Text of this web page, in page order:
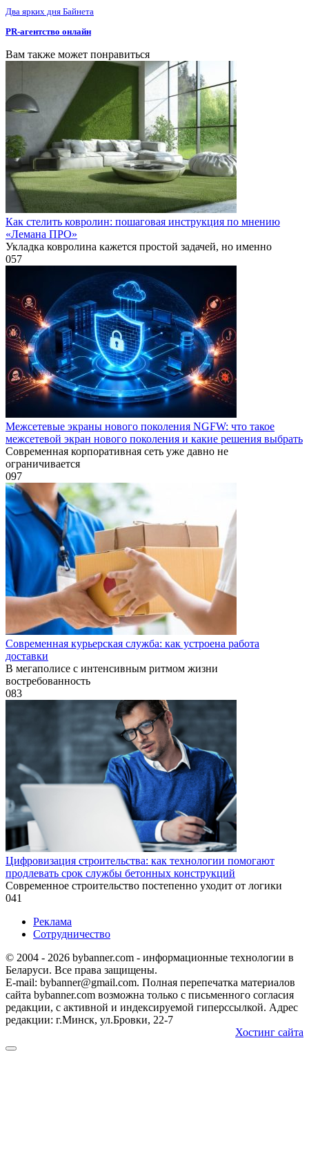
Два ярких дня Байнета
PR-агентство онлайн
Вам также может понравиться
Как стелить ковролин: пошаговая инструкция по мнению
«Лемана ПРО»
Укладка ковролина кажется простой задачей, но именно
057
Межсетевые экраны нового поколения NGFW: что такое
межсетевой экран нового поколения и какие решения выбрать
Современная корпоративная сеть уже давно не
ограничивается
097
Современная курьерская служба: как устроена работа
доставки
В мегаполисе с интенсивным ритмом жизни
востребованность
083
Цифровизация строительства: как технологии помогают
продлевать срок службы бетонных конструкций
Современное строительство постепенно уходит от логики
041
Реклама
Сотрудничество
© 2004 - 2026 bybanner.com - информационные технологии в
Беларуси. Все права защищены.
E-mail: bybanner@gmail.com. Полная перепечатка материалов
сайта bybanner.com возможна только с письменного согласия
редакции, с активной и индексируемой гиперссылкой. Адрес
редакции: г.Минск, ул.Бровки, 22-7
Хостинг сайта